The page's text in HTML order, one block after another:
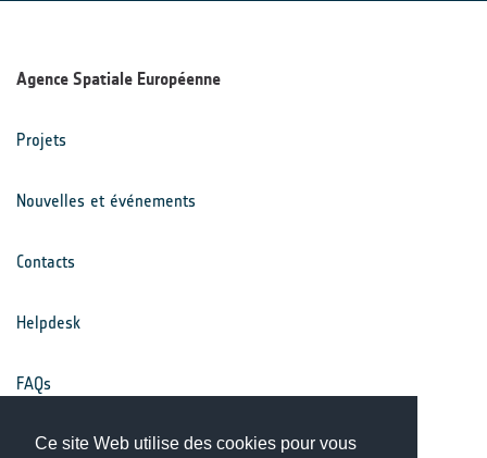
Ce site Web utilise des cookies pour vous
Agence Spatiale Européenne
Projets
Nouvelles et événements
Contacts
Helpdesk
FAQs
Conditions générales